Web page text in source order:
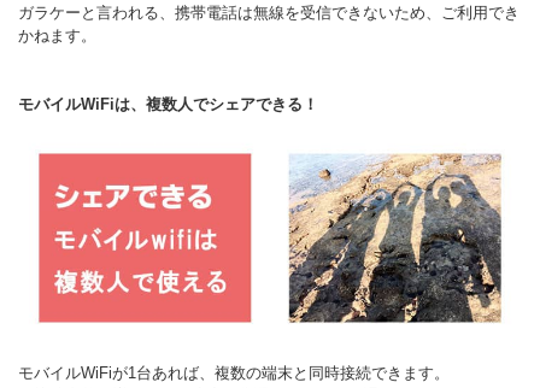
ガラケーと言われる、携帯電話は無線を受信できないため、ご利用でき
かねます。
モバイルWiFiは、複数人でシェアできる！
モバイルWiFiが1台あれば、複数の端末と同時接続できます。